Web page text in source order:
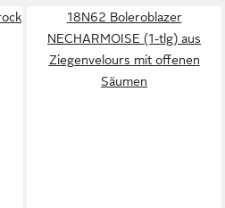
18N62 Boleroblazer
NECHARMOISE (1-tlg) aus
Ziegenvelours mit offenen
Säumen